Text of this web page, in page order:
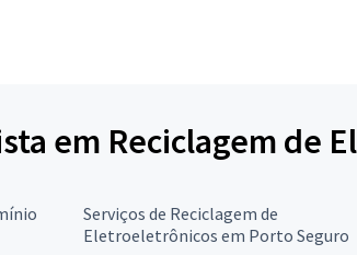
em Reciclagem de
Serviços de Reciclagem de
Eletroeletrônicos em Porto Seguro